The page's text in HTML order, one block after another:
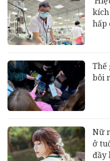
kích
hấp
Thế
bôi
Nữ
ở
đầy